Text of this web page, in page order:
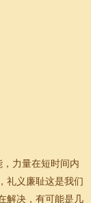
力量在短时间内
礼义廉耻这是我们
解决，有可能是几